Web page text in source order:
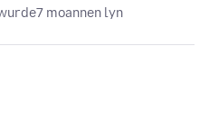
7 moannen lyn